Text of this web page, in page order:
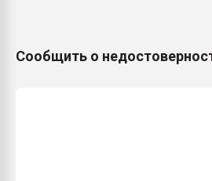
Сообщить о